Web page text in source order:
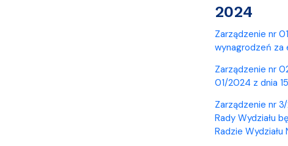
2024
Zarządzenie nr
wynagrodzeń za
Zarządzenie nr
01/2024 z dnia
Zarządzenie nr
Rady Wydziału
Radzie